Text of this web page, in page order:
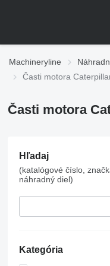
Machineryline
Časti motora
Časti motora
Hľadaj
(katalógové číslo,
náhradný diel)
Kategória